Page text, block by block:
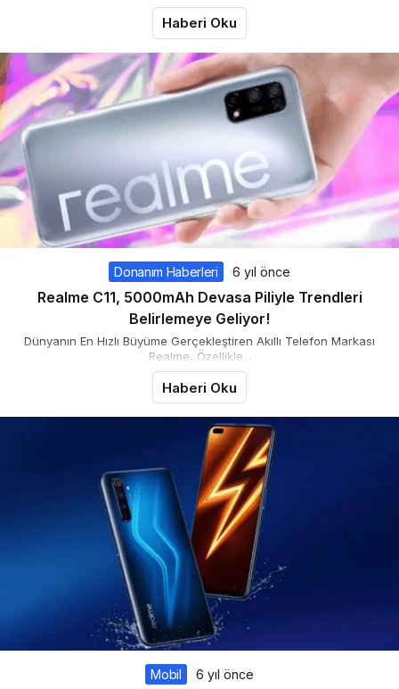
Haberi Oku
Donanım Haberleri 6 yıl önce
Realme C11, 5000mAh Devasa Piliyle Trendleri
Belirlemeye Geliyor!
Dünyanın En Hızlı Büyüme Gerçekleştiren Akıllı Telefon Markası
Realme, Özellikle...
Haberi Oku
Mobil 6 yıl önce